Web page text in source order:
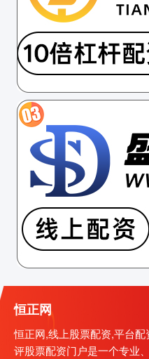
恒正网
恒正网,线上股票配资,平台
评股票配资门户是一个专业